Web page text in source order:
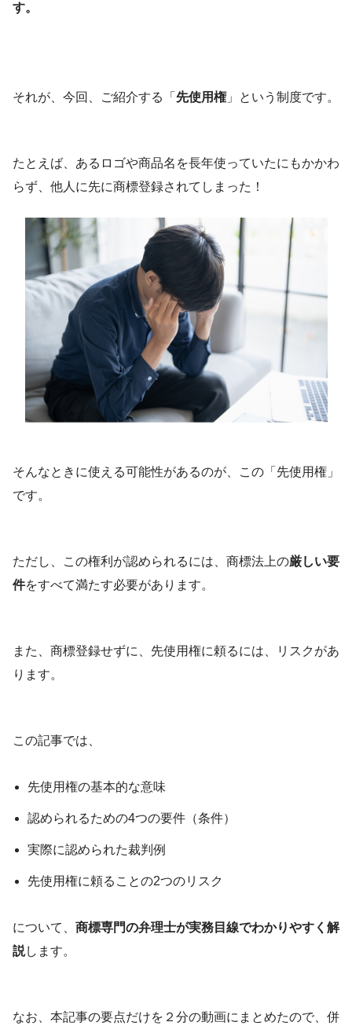
す。
それが、今回、ご紹介する「 先使用権」という制度です。
たとえば、あるロゴや商品名を長年使っていたにもかかわ
らず、他人に先に商標登録されてしまった！
そんなときに使える可能性があるのが、この「先使用権」
です。
ただし、この権利が認められるには、商標法上の厳しい要
件をすべて満たす必要があります。
また、商標登録せずに、先使用権に頼るには、リスクがあ
ります。
この記事では、
先使用権の基本的な意味
認められるための4つの要件（条件）
実際に認められた裁判例
先使用権に頼ることの2つのリスク
について、 商標専門の弁理士が実務目線でわかりやすく解
説します。
なお、本記事の要点だけを２分の動画にまとめたので、併